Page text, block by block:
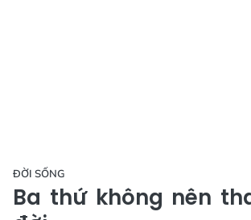
ĐỜI SỐNG
Ba thứ không nên